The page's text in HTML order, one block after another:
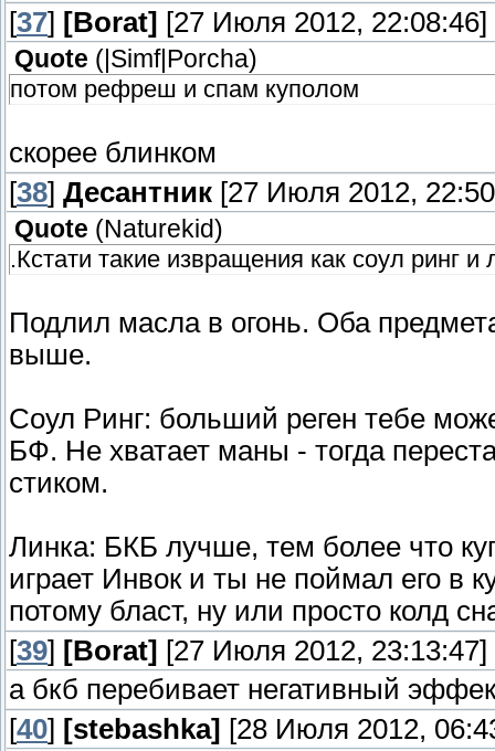
[37] [Borat] [27 Июля 2012, 22:08:46]
Quote ( |Simf|Porcha)
потом рефреш и спам куполом
скорее блинком
[38] Десантник [27 Июля 2012,
Quote (Naturekid)
.Кстати такие извращения как соул
Подлил масла в огонь. Оба
выше.
Соул Ринг: больший реген тебе
БФ. Не хватает маны - тогда
стиком.
Линка: БКБ лучше, тем более что
играет Инвок и ты не поймал его в
потому бласт, ну или просто колд
[39] [Borat] [27 Июля 2012, 23:13:47]
а бкб перебивает негативный
[40] [stebashka] [28 Июля 2012,